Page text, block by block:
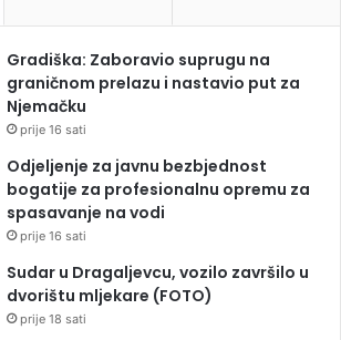
Gradiška: Zaboravio suprugu na
graničnom prelazu i nastavio put za
Njemačku
prije 16 sati
Odjeljenje za javnu bezbjednost
bogatije za profesionalnu opremu za
spasavanje na vodi
prije 16 sati
Sudar u Dragaljevcu, vozilo završilo u
dvorištu mljekare (FOTO)
prije 18 sati